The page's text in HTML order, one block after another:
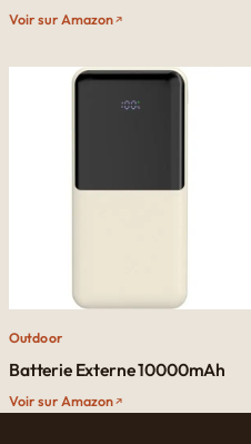
Voir sur Amazon
Outdoor
Batterie Externe 10000mAh
Voir sur Amazon